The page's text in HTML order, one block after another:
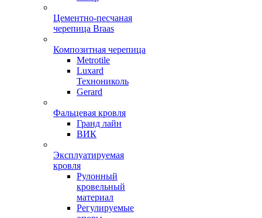
Цементно-песчаная
черепица Braas
Композитная черепица
Metrotile
Luxard
Технониколь
Gerard
Фальцевая кровля
Гранд лайн
ВИК
Эксплуатируемая
кровля
Рулонный
кровельный
материал
Регулируемые